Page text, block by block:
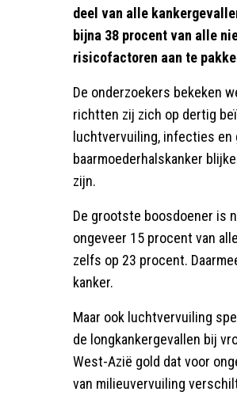
deel van alle
bijna 38 procent van alle
risicofactoren aan te
De onderzoekers bekeken
richtten zij zich op dertig
luchtvervuiling, infecties en
baarmoederhalskanker
zijn.
De grootste boosdoener is
ongeveer 15 procent van
zelfs op 23 procent.
kanker.
Maar ook luchtvervuiling
de longkankergevallen bij
West-Azië gold dat voor
van milieuvervuiling